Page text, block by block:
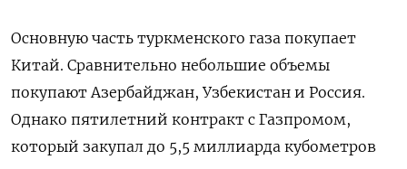
Основную часть туркменского газа покупает
Китай. Сравнительно небольшие объемы
покупают Азербайджан, Узбекистан и Россия.
Однако пятилетний контракт с Газпромом,
который закупал до 5,5 миллиарда кубометров